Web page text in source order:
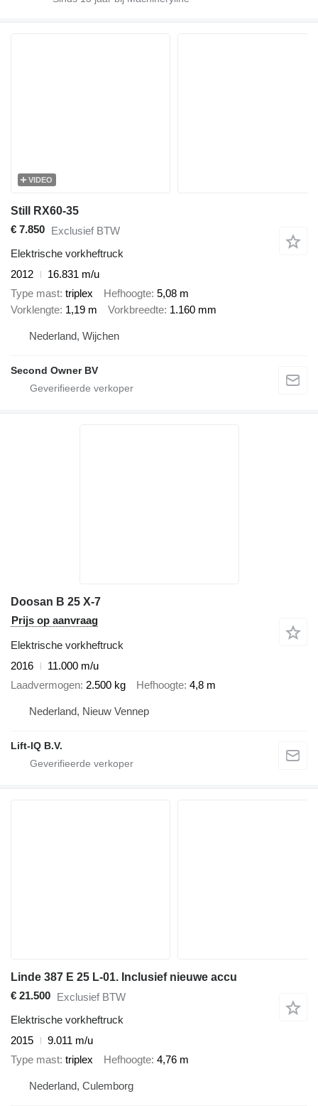
VIDEO
Still RX60-35
€ 7.850 Exclusief BTW
Elektrische vorkheftruck
2012
16.831 m/u
Type mast triplex Hefhoogte 5,08 m
Vorklengte 1,19 m Vorkbreedte 1.160 mm
Nederland, Wijchen
Second Owner BV
Doosan B 25 X-7
Prijs op aanvraag
Elektrische vorkheftruck
2016
11.000 m/u
Laadvermogen 2.500 kg Hefhoogte 4,8 m
Nederland, Nieuw Vennep
Lift-IQ B.V.
Linde 387 E 25 L-01. Inclusief nieuwe accu
€ 21.500 Exclusief BTW
Elektrische vorkheftruck
2015
9.011 m/u
Type mast triplex Hefhoogte 4,76 m
Nederland, Culemborg